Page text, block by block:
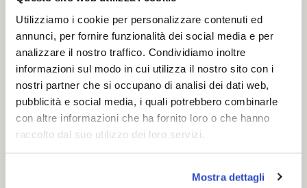
Utilizziamo i cookie per personalizzare contenuti ed
annunci, per fornire funzionalità dei social media e per
analizzare il nostro traffico. Condividiamo inoltre
informazioni sul modo in cui utilizza il nostro sito con i
nostri partner che si occupano di analisi dei dati web,
pubblicità e social media, i quali potrebbero combinarle
con altre informazioni che ha fornito loro o che hanno
raccolto dal suo utilizzo dei loro servizi.
Mostra dettagli